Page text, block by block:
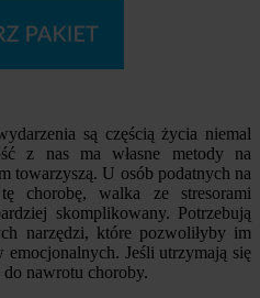
są częścią życia niemal
z nas ma własne metody na
towarzyszą. U osób podatnych na
chorobę, walka ze stresorami
skomplikowany. Potrzebują
narzędzi, które pozwoliłyby im
Jeśli utrzymają się
do nawrotu choroby.